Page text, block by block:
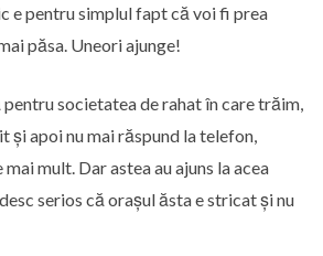
e pentru simplul fapt că voi fi prea
păsa. Uneori ajunge!
societatea de rahat în care trăim,
și apoi nu mai răspund la telefon,
mult. Dar astea au ajuns la acea
serios că orașul ăsta e stricat și nu